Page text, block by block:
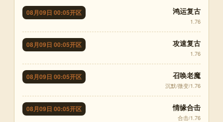
08月09日 00:05开区 鸿运复古
1.76
08月09日 00:05开区 攻速复古
1.76
08月09日 00:05开区 召唤老魔
沉默/微变/1.76
08月09日 00:05开区 情缘合击
合击/1.76